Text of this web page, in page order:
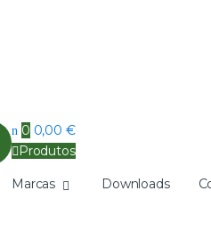
0 0,00 €
Produtos
Marcas Downloads